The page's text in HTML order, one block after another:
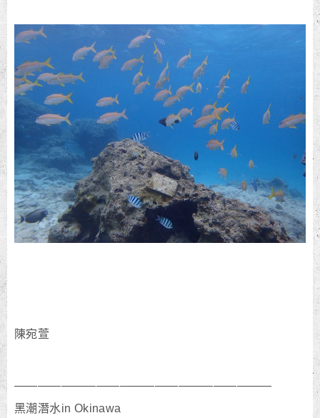
陳宛萱
——————————————————————
黑潮潛水in Okinawa